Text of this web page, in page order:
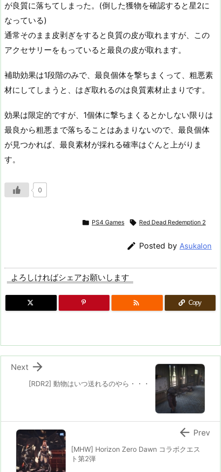
が良質に落ちてしまった。(倒した獲物を確認すると星2に
なっている)
通常そのまま皮剥ぎをすると良質の皮が取れますが、この
アクセサリーをもっていると最良の皮が取れます。
補助効果は1段階のみで、最良個体を撃ちまくって、粗悪素
材にしてしまうと、はぎ取れるのは良質素材止まりです。
効果は限定的ですが、1個体に撃ちまくるとかしない限りは
最良から粗悪まで落ちることはあまりないので、最良個体
が見つかれば、最良素材が採れる確率はぐんと上がりま
す。
0
 PS4 Games  Red Dead Redemption 2
 Posted by Asukalon
よろしければシェアお願いします
 Copy
[RDR2] 動物はいつ送れるのやら・・・

Next
[MHW] Horizon Zero Dawn コラボクエス
ト第2弾
 Prev